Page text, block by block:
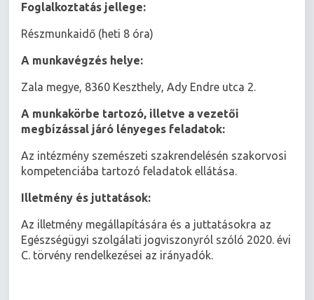
Foglalkoztatás jellege:
Részmunkaidő (heti 8 óra)
A munkavégzés helye:
Zala megye, 8360 Keszthely, Ady Endre utca 2.
A munkakörbe tartozó, illetve a vezetői
megbízással járó lényeges feladatok:
Az intézmény szemészeti szakrendelésén szakorvosi
kompetenciába tartozó feladatok ellátása.
Illetmény és juttatások:
Az illetmény megállapítására és a juttatásokra az
Egészségügyi szolgálati jogviszonyról szóló 2020. évi
C. törvény rendelkezései az irányadók.